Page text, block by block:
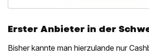
Erster Anbieter in der
Bisher kannte man hierzulande nur